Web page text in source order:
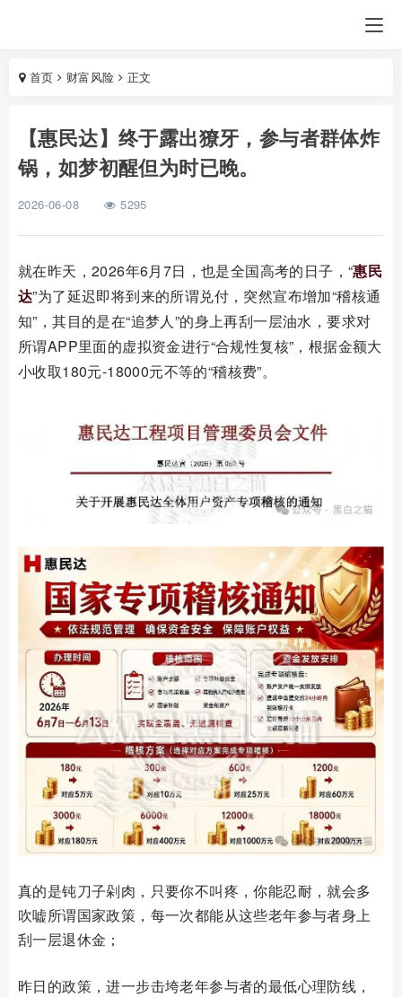
首页 财富风险 正文
【惠民达】终于露出獠牙，参与者群体炸
锅，如梦初醒但为时已晚。
2026-06-08 5295
就在昨天， 2026年6月7日，也是全国高考的日子，“惠民
达”为了延迟即将到来的所谓兑付，突然宣布增加“稽核通
知”，其目的是在“追梦人”的身上再刮一层油水，要求对
所谓APP里面的虚拟资金进行“合规性复核”，根据金额大
小收取180元-18000元不等的“稽核费”。
真的是钝刀子剁肉，只要你不叫疼，你能忍耐，就会多
吹嘘所谓国家政策，每一次都能从这些老年参与者身上
刮一层退休金；
昨日的政策，进一步击垮老年参与者的最低心理防线，